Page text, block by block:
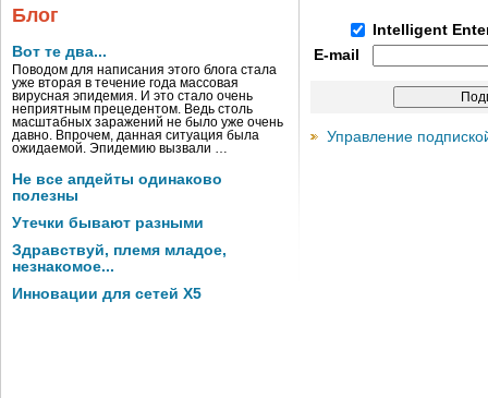
Блог
Вот те два...
Поводом для написания этого блога стала
уже вторая в течение года массовая
вирусная эпидемия. И это стало очень
неприятным прецедентом. Ведь столь
масштабных заражений не было уже очень
давно. Впрочем, данная ситуация была
ожидаемой. Эпидемию вызвали …
Не все апдейты одинаково
полезны
Утечки бывают разными
Здравствуй, племя младое,
незнакомое...
Инновации для сетей X5
Intelligent
E-mail
Управление